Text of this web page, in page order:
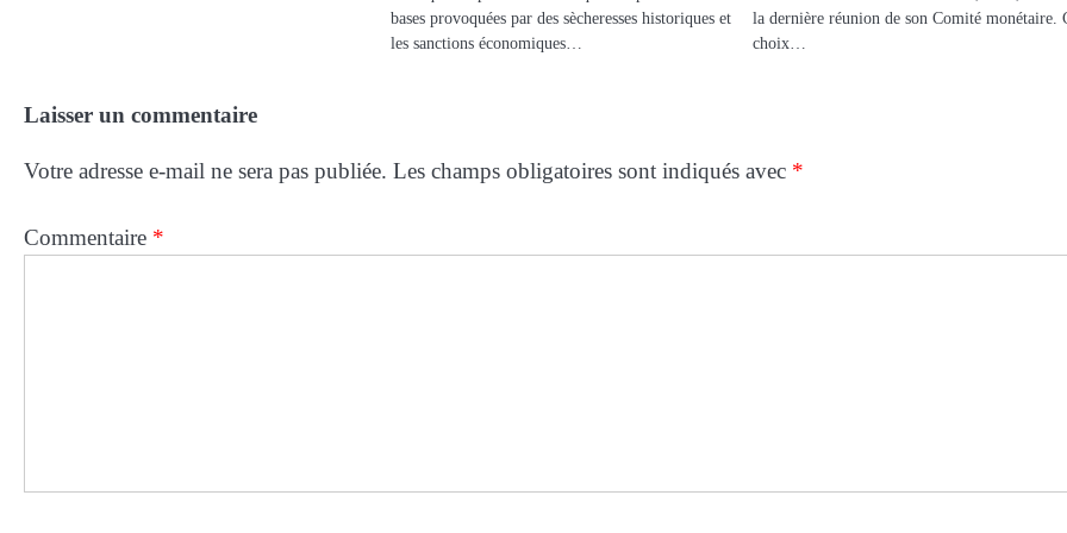
bases provoquées par des sècheresses historiques et
les sanctions économiques…
la dernière réunion de son Comité monétaire.
choix…
Laisser un commentaire
Votre adresse e-mail ne sera pas publiée. Les champs obligatoires sont indiqués avec *
Commentaire *